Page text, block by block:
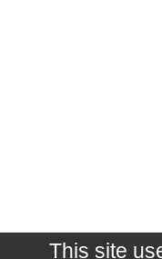
This site